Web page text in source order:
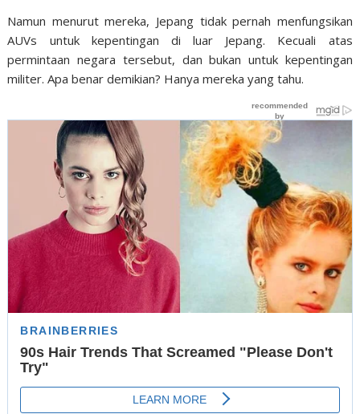
Namun menurut mereka, Jepang tidak pernah menfungsikan
AUVs untuk kepentingan di luar Jepang. Kecuali atas
permintaan negara tersebut, dan bukan untuk kepentingan
militer. Apa benar demikian? Hanya mereka yang tahu.